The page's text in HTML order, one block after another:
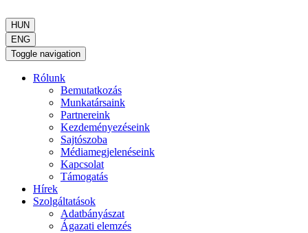
HUN
ENG
Toggle navigation
Rólunk
Bemutatkozás
Munkatársaink
Partnereink
Kezdeményezéseink
Sajtószoba
Médiamegjelenéseink
Kapcsolat
Támogatás
Hírek
Szolgáltatások
Adatbányászat
Ágazati elemzés